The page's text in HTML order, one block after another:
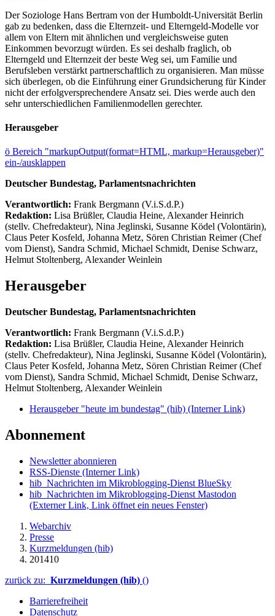
Der Soziologe Hans Bertram von der Humboldt-Universität Berlin
gab zu bedenken, dass die Elternzeit- und Elterngeld-Modelle vor
allem von Eltern mit ähnlichen und vergleichsweise guten
Einkommen bevorzugt würden. Es sei deshalb fraglich, ob
Elterngeld und Elternzeit der beste Weg sei, um Familie und
Berufsleben verstärkt partnerschaftlich zu organisieren. Man müsse
sich überlegen, ob die Einführung einer Grundsicherung für Kinder
nicht der erfolgversprechendere Ansatz sei. Dies werde auch den
sehr unterschiedlichen Familienmodellen gerechter.
Herausgeber
ö Bereich "markupOutput(format=HTML, markup=Herausgeber)"
ein-/ausklappen
Deutscher Bundestag, Parlamentsnachrichten
Verantwortlich: Frank Bergmann (V.i.S.d.P.)
Redaktion: Lisa Brüßler, Claudia Heine, Alexander Heinrich
(stellv. Chefredakteur), Nina Jeglinski, Susanne Ködel (Volontärin),
Claus Peter Kosfeld, Johanna Metz, Sören Christian Reimer (Chef
vom Dienst), Sandra Schmid, Michael Schmidt, Denise Schwarz,
Helmut Stoltenberg, Alexander Weinlein
Herausgeber
Deutscher Bundestag, Parlamentsnachrichten
Verantwortlich: Frank Bergmann (V.i.S.d.P.)
Redaktion: Lisa Brüßler, Claudia Heine, Alexander Heinrich
(stellv. Chefredakteur), Nina Jeglinski, Susanne Ködel (Volontärin),
Claus Peter Kosfeld, Johanna Metz, Sören Christian Reimer (Chef
vom Dienst), Sandra Schmid, Michael Schmidt, Denise Schwarz,
Helmut Stoltenberg, Alexander Weinlein
Herausgeber "heute im bundestag" (hib) (Interner Link)
Abonnement
Newsletter abonnieren
RSS-Dienste (Interner Link)
hib_Nachrichten im Mikroblogging-Dienst BlueSky
hib_Nachrichten im Mikroblogging-Dienst Mastodon
(Externer Link, Link öffnet ein neues Fenster)
Webarchiv
Presse
Kurzmeldungen (hib)
201410
zurück zu: Kurzmeldungen (hib) ()
Barrierefreiheit
Datenschutz